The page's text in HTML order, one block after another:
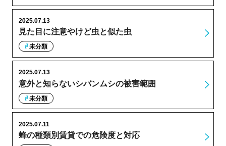
見た目に注意やけど虫と似た虫
2025.07.13
未分類
意外と知らないシバンムシの被害範囲
2025.07.13
未分類
蜂の種類別賃貸での危険度と対応
2025.07.11